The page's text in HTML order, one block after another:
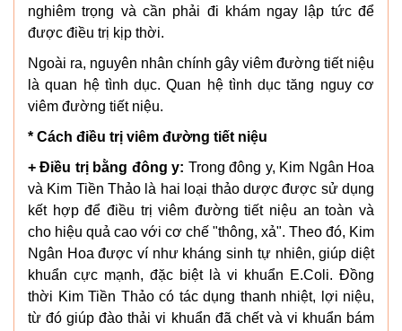
nghiêm trọng và cần phải đi khám ngay lập tức để
được điều trị kịp thời.
Ngoài ra, nguyên nhân chính gây viêm đường tiết niệu
là quan hệ tình dục. Quan hệ tình dục tăng nguy cơ
viêm đường tiết niệu.
* Cách điều trị viêm đường tiết niệu
+ Điều trị bằng đông y: Trong đông y, Kim Ngân Hoa
và Kim Tiền Thảo là hai loại thảo dược được sử dụng
kết hợp để điều trị viêm đường tiết niệu an toàn và
cho hiệu quả cao với cơ chế "thông, xả". Theo đó, Kim
Ngân Hoa được ví như kháng sinh tự nhiên, giúp diệt
khuẩn cực mạnh, đặc biệt là vi khuẩn E.Coli. Đồng
thời Kim Tiền Thảo có tác dụng thanh nhiệt, lợi niệu,
từ đó giúp đào thải vi khuẩn đã chết và vi khuẩn bám